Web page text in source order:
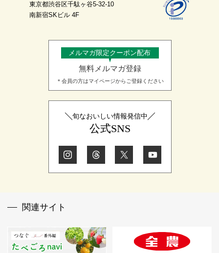
東京都渋谷区千駄ヶ谷5-32-10
南新宿SKビル 4F
メルマガ限定クーポン配布
無料メルマガ登録
＊会員の方はマイページからご登録ください
旬なおいしい情報発信中
公式SNS
関連サイト